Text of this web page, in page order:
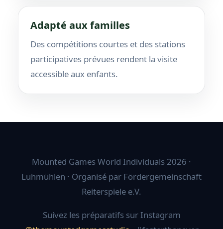
Adapté aux familles
Des compétitions courtes et des stations
participatives prévues rendent la visite
accessible aux enfants.
Mounted Games World Individuals 2026 ·
Luhmühlen · Organisé par Fördergemeinschaft
Reiterspiele e.V.
Suivez les préparatifs sur Instagram